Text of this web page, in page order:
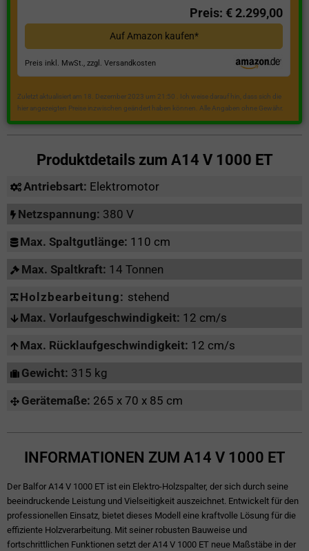
Preis: € 2.299,00
Auf Amazon kaufen*
Preis inkl. MwSt., zzgl. Versandkosten
Zuletzt aktualisiert am 18. Dezember 2023 um 21:50 . Ich weise darauf hin, dass sich die
hier angezeigten Preise inzwischen geändert haben können. Alle Angaben ohne Gewähr.
Produktdetails zum A14 V 1000 ET
Antriebsart: Elektromotor
Netzspannung: 380 V
Max. Spaltgutlänge: 110 cm
Max. Spaltkraft: 14 Tonnen
Holzbearbeitung: stehend
Max. Vorlaufgeschwindigkeit: 12 cm/s
Max. Rücklaufgeschwindigkeit: 12 cm/s
Gewicht: 315 kg
Gerätemaße: 265 x 70 x 85 cm
INFORMATIONEN ZUM A14 V 1000 ET
Der Balfor A14 V 1000 ET ist ein Elektro-Holzspalter, der sich durch seine
beeindruckende Leistung und Vielseitigkeit auszeichnet. Entwickelt für den
professionellen Einsatz, bietet dieses Modell eine kraftvolle Lösung für die
effiziente Holzverarbeitung. Mit seiner robusten Bauweise und
fortschrittlichen Funktionen setzt der A14 V 1000 ET neue Maßstäbe in der